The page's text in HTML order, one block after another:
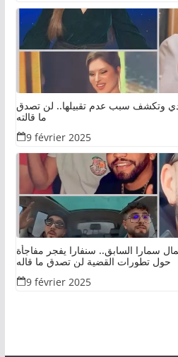
وتكشف سبب عدم تقبيلها.. لن تصدق
ما قالته
9 février 2025
سمارا السابق.. سنفارا يفجر مفاجأة
حول تطورات القضية لن تصدق ما قاله
9 février 2025